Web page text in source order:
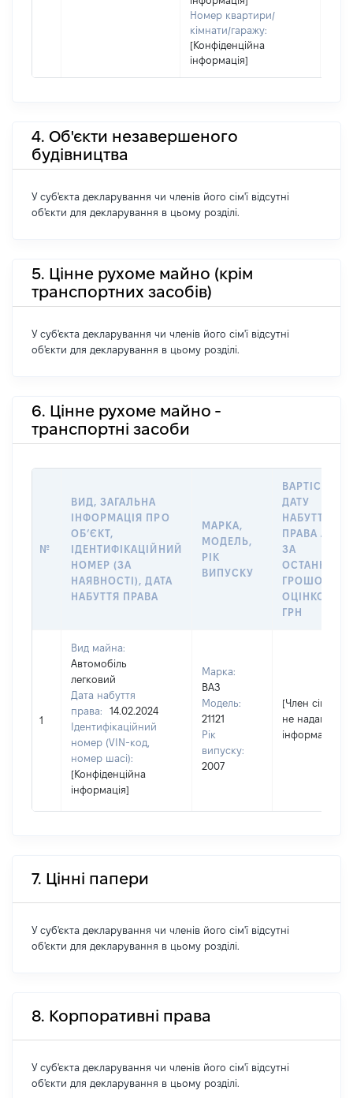
Номер квартири/
кімнати/гаражу:
[Конфіденційна
інформація]
4. Об'єкти незавершеного
будівництва
У суб'єкта декларування чи членів його сім'ї відсутні
об'єкти для декларування в цьому розділі.
5. Цінне рухоме майно (крім
транспортних засобів)
У суб'єкта декларування чи членів його сім'ї відсутні
об'єкти для декларування в цьому розділі.
6. Цінне рухоме майно -
транспортні засоби
№
ВИД, ЗАГАЛЬНА
ІНФОРМАЦІЯ ПРО
ОБʼЄКТ,
ІДЕНТИФІКАЦІЙНИЙ
НОМЕР (ЗА
НАЯВНОСТІ), ДАТА
НАБУТТЯ ПРАВА
МАРКА,
МОДЕЛЬ,
РІК
ВИПУСКУ
ВАРТІСТЬ НА
ДАТУ
НАБУТТЯ
ПРАВА АБО
ЗА
ГРОШОВОЮ
ОЦІНКОЮ,
ГРН
1
Вид майна:
Автомобіль
легковий
Дата набуття
права:
14.02.2024
Ідентифікаційний
номер (VIN-код,
номер шасі):
[Конфіденційна
інформація]
Марка:
ВАЗ
Модель:
21121
Рік
випуску:
2007
[Член сім'ї
не надав
інформацію]
7. Цінні папери
У суб'єкта декларування чи членів його сім'ї відсутні
об'єкти для декларування в цьому розділі.
8. Корпоративні права
У суб'єкта декларування чи членів його сім'ї відсутні
об'єкти для декларування в цьому розділі.